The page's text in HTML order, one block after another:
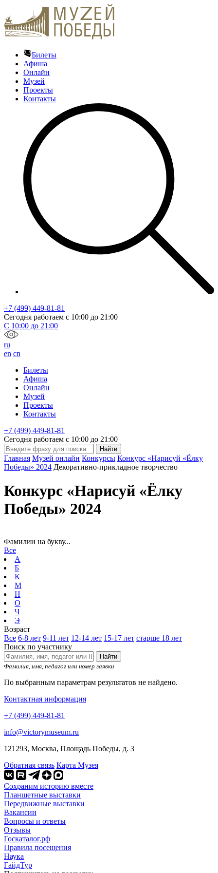
Билеты
Афиша
Онлайн
Музей
Проекты
Контакты
+7 (499) 449-81-81
Сегодня работаем с 10:00 до 21:00
С 10:00 до 21:00
ru
en cn
Билеты
Афиша
Онлайн
Музей
Проекты
Контакты
+7 (499) 449-81-81
Сегодня работаем с 10:00 до 21:00
Главная Музей онлайн Конкурсы Конкурс «Нарисуй «Ёлку
Победы» 2024 Декоративно-прикладное творчество
Конкурс «Нарисуй «Ёлку
Победы» 2024
Фамилии на букву...
Все
А
Б
К
М
Н
О
Ч
Э
Возраст
Все 6-8 лет 9-11 лет 12-14 лет 15-17 лет старше 18 лет
Поиск по участнику
Найти
Фамилия, имя, педагог или номер заявки
По выбранным параметрам результатов не найдено.
Контактная информация
+7 (499) 449-81-81
info@victorymuseum.ru
121293, Москва, Площадь Победы, д. 3
Обратная связь Карта Музея
Сохраним историю вместе
Планшетные выставки
Передвижные выставки
Вакансии
Вопросы и ответы
Отзывы
Госкаталог.рф
Правила посещения
Наука
ГайдТур